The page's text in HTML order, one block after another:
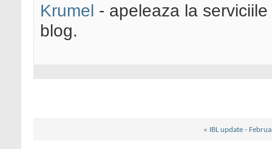
Krumel - apeleaza la
blog.
« IBL update -